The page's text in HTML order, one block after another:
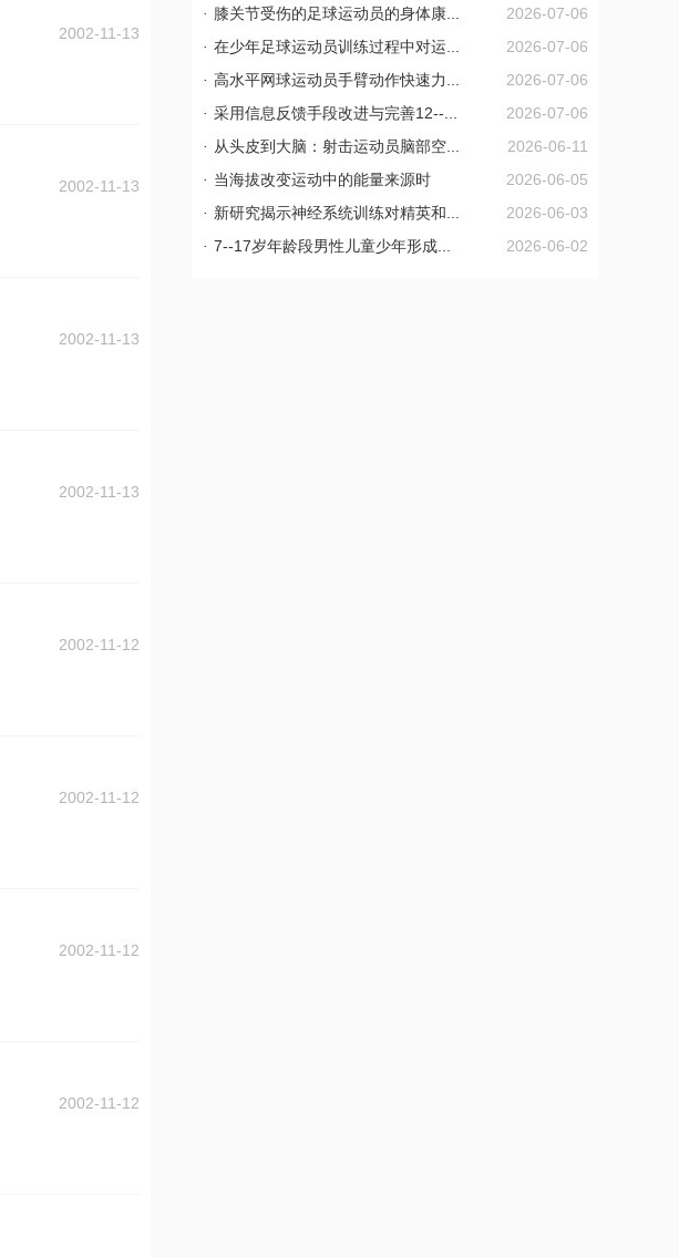
2002-11-13
2002-11-13
2002-11-13
2002-11-13
2002-11-12
2002-11-12
2002-11-12
2002-11-12
· 膝关节受伤的足球运动员的身体康...
2026-07-06
· 在少年足球运动员训练过程中对运...
2026-07-06
· 高水平网球运动员手臂动作快速力...
2026-07-06
· 采用信息反馈手段改进与完善12--...
2026-07-06
· 从头皮到大脑：射击运动员脑部空...
2026-06-11
· 当海拔改变运动中的能量来源时
2026-06-05
· 新研究揭示神经系统训练对精英和...
2026-06-03
· 7--17岁年龄段男性儿童少年形成... 2026-06-02